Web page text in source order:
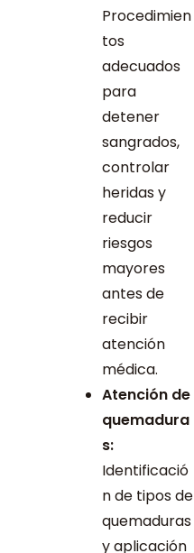
Procedimien
tos
adecuados
para
detener
sangrados,
controlar
heridas y
reducir
riesgos
mayores
antes de
recibir
atención
médica.
Atención de
quemadura
s:
Identificació
n de tipos de
quemaduras
y aplicación